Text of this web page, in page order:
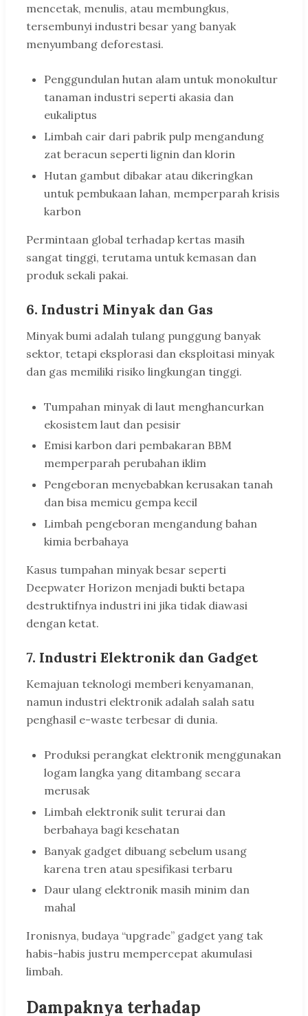
mencetak, menulis, atau membungkus,
tersembunyi industri besar yang banyak
menyumbang deforestasi.
Penggundulan hutan alam untuk monokultur
tanaman industri seperti akasia dan
eukaliptus
Limbah cair dari pabrik pulp mengandung
zat beracun seperti lignin dan klorin
Hutan gambut dibakar atau dikeringkan
untuk pembukaan lahan, memperparah krisis
karbon
Permintaan global terhadap kertas masih
sangat tinggi, terutama untuk kemasan dan
produk sekali pakai.
6. Industri Minyak dan Gas
Minyak bumi adalah tulang punggung banyak
sektor, tetapi eksplorasi dan eksploitasi minyak
dan gas memiliki risiko lingkungan tinggi.
Tumpahan minyak di laut menghancurkan
ekosistem laut dan pesisir
Emisi karbon dari pembakaran BBM
memperparah perubahan iklim
Pengeboran menyebabkan kerusakan tanah
dan bisa memicu gempa kecil
Limbah pengeboran mengandung bahan
kimia berbahaya
Kasus tumpahan minyak besar seperti
Deepwater Horizon menjadi bukti betapa
destruktifnya industri ini jika tidak diawasi
dengan ketat.
7. Industri Elektronik dan Gadget
Kemajuan teknologi memberi kenyamanan,
namun industri elektronik adalah salah satu
penghasil e-waste terbesar di dunia.
Produksi perangkat elektronik menggunakan
logam langka yang ditambang secara
merusak
Limbah elektronik sulit terurai dan
berbahaya bagi kesehatan
Banyak gadget dibuang sebelum usang
karena tren atau spesifikasi terbaru
Daur ulang elektronik masih minim dan
mahal
Ironisnya, budaya “upgrade” gadget yang tak
habis-habis justru mempercepat akumulasi
limbah.
Dampaknya terhadap